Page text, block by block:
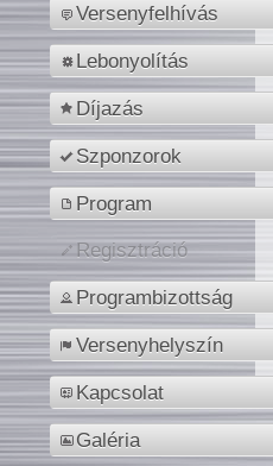
Versenyfelhívás
Lebonyolítás
Díjazás
Szponzorok
Program
Regisztráció
Programbizottság
Versenyhelyszín
Kapcsolat
Galéria